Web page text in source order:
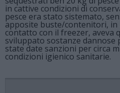
in cattive condizioni di
pesce era stato sistemato,
apposite buste/contenitori,
contatto con il freezer, aveva
sviluppato sostanze dannose
state date sanzioni per circa
condizioni igienico sanitarie.